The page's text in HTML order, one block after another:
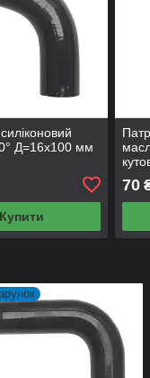
Д=16х100 мм
Купити
70